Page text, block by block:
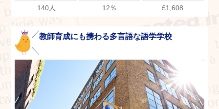
140人 12％ £1,608
教師育成にも携わる多言語な語学学校